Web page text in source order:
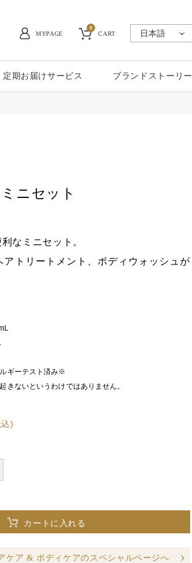
MYPAGE CART
0
定期お届けサービス ブランドストーリー
ニセット
なミニセット。
アトリートメント、ボディウォッシュが
ギーテスト済み※
きないというわけではありません。
)
カートに入れる
ケア & ボディケアのスペシャルページへ